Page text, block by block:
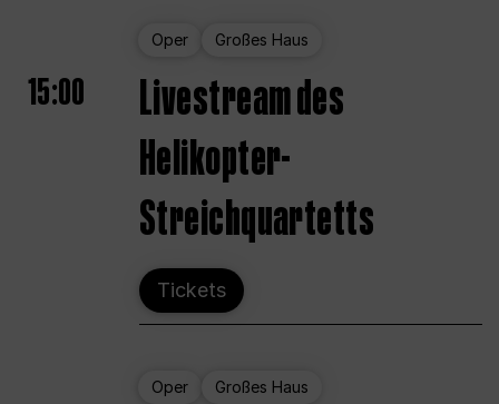
Oper Großes Haus
15:00
Livestream des
Helikopter-
Streichquartetts
Tickets
Oper Großes Haus